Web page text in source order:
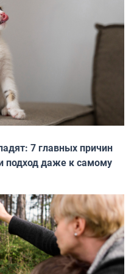
7 главных причин
подход даже к самому